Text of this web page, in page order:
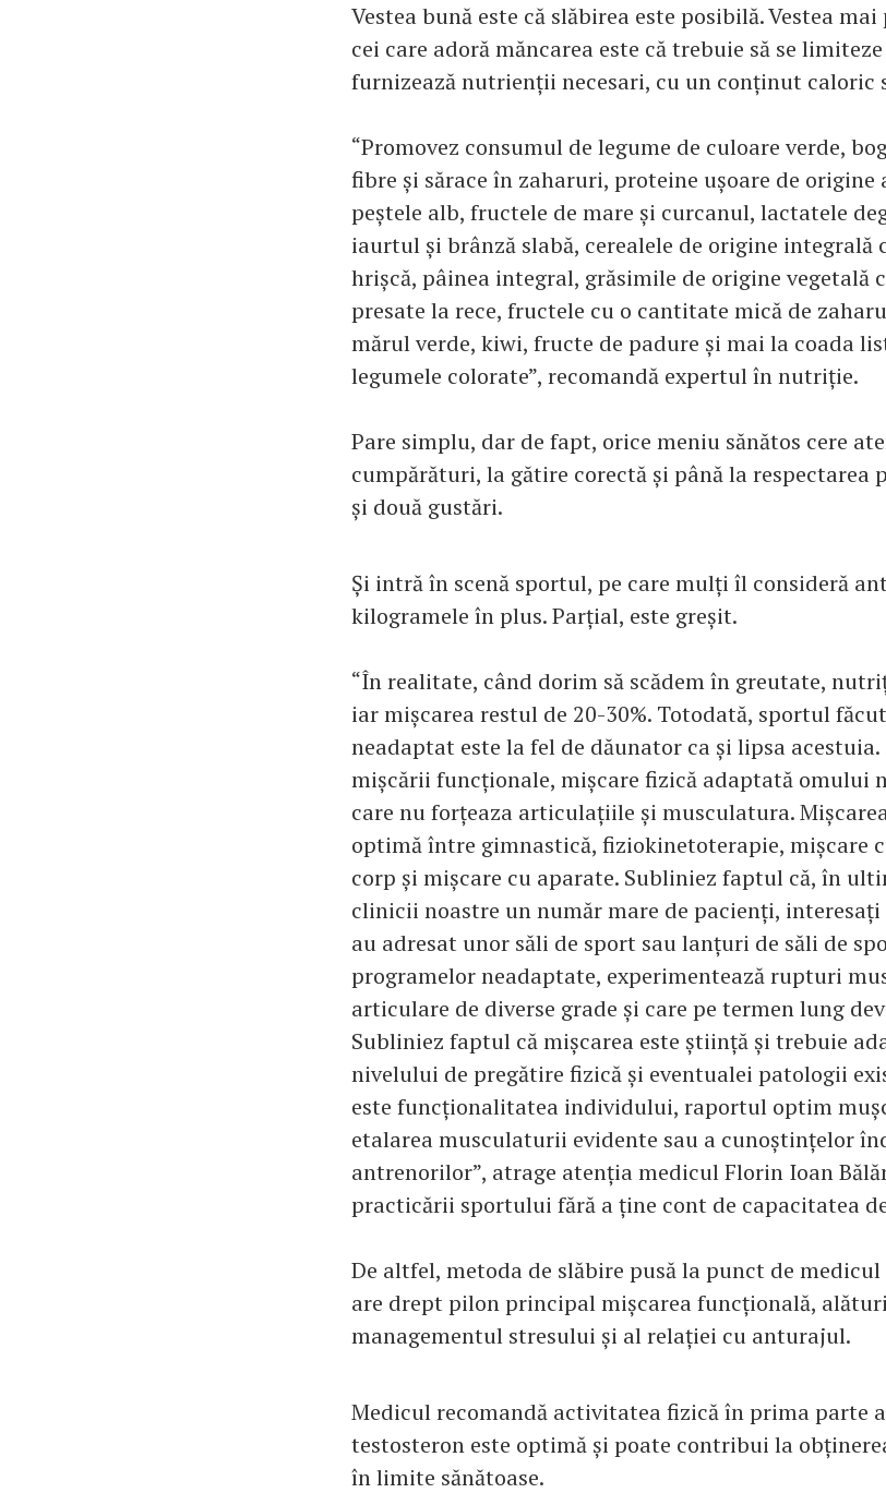
Vestea bună este că slăbirea este posibilă. Vestea
cei care adoră măncarea este că trebuie să se
furnizează nutrienții necesari, cu un conținut caloric
“Promovez consumul de legume de culoare verde,
fibre și sărace în zaharuri, proteine ușoare de
peștele alb, fructele de mare și curcanul, lactatele
iaurtul și brânză slabă, cerealele de origine integrală
hrișcă, pâinea integral, grăsimile de origine vegetală
presate la rece, fructele cu o cantitate mică de
mărul verde, kiwi, fructe de padure și mai la coada
legumele colorate”, recomandă expertul în nutriție.
Pare simplu, dar de fapt, orice meniu sănătos cere
cumpărături, la gătire corectă și până la respectarea
și două gustări.
Și intră în scenă sportul, pe care mulți îl consideră
kilogramele în plus. Parțial, este greșit.
“În realitate, când dorim să scădem în greutate,
iar mișcarea restul de 20-30%. Totodată, sportul
neadaptat este la fel de dăunator ca și lipsa
mișcării funcționale, mișcare fizică adaptată omului
care nu forțeaza articulațiile și musculatura.
optimă între gimnastică, fiziokinetoterapie, mișcare
corp și mișcare cu aparate. Subliniez faptul că, în
clinicii noastre un număr mare de pacienți, interesați
au adresat unor săli de sport sau lanțuri de săli de
programelor neadaptate, experimentează rupturi
articulare de diverse grade și care pe termen lung
Subliniez faptul că mișcarea este știință și trebuie
nivelului de pregătire fizică și eventualei patologii
este funcționalitatea individului, raportul optim
etalarea musculaturii evidente sau a cunoștințelor
antrenorilor”, atrage atenția medicul Florin Ioan
practicării sportului fără a ține cont de capacitatea
De altfel, metoda de slăbire pusă la punct de
are drept pilon principal mișcarea funcțională,
managementul stresului și al relației cu anturajul.
Medicul recomandă activitatea fizică în prima parte
testosteron este optimă și poate contribui la
în limite sănătoase.